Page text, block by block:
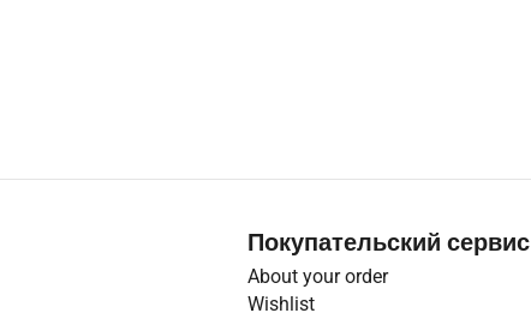
Покупательский сервис
About your order
Wishlist